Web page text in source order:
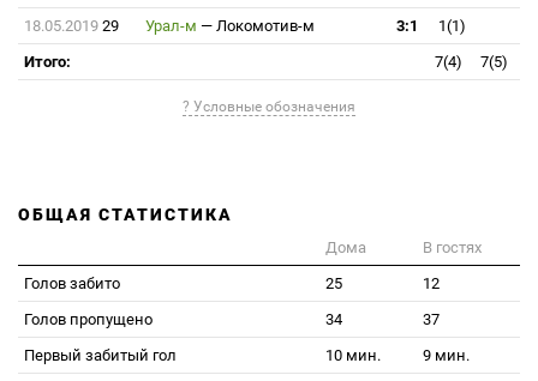
18.05.2019 29 Урал-м — Локомотив-м 3:1
1(1)
Итого:
7(4) 7(5)
? Условные обозначения
ОБЩАЯ СТАТИСТИКА
Дома
В гостях
Голов забито
25
12
Голов пропущено
34
37
Первый забитый гол
10 мин.
9 мин.